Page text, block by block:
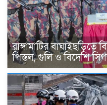
রাঙ্গামাটির বাঘাইছড়িতে
পিস্তল, গুলি ও বিদেশি